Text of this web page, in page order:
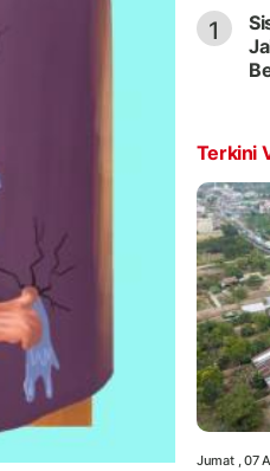
1
Terkini
Jumat , 07